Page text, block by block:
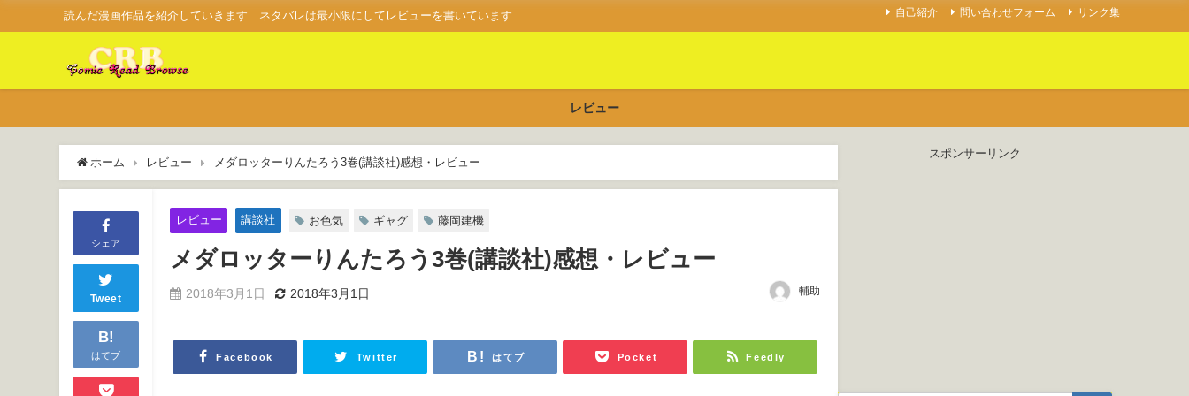
読んだ漫画作品を紹介していきます ネタバレは最小限にしてレビューを書いています 自己紹介 問い合わせフォーム リンク集
レビュー
ホーム レビュー メダロッターりんたろう3巻(講談社)感想・レビュー
シェア
Tweet
B!
はてブ
レビュー 講談社 お色気 ギャグ 藤岡建機
メダロッターりんたろう3巻(講談社)感想・レビュー
2018年3月1日 2018年3月1日 輔助
Facebook Twitter はてブ Pocket Feedly
スポンサーリンク